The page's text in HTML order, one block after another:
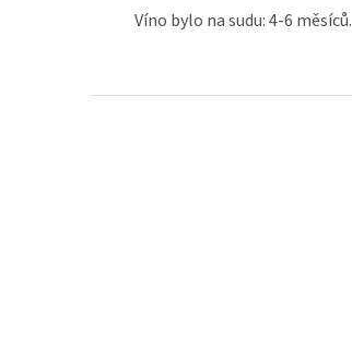
Víno bylo na sudu: 4-6 měsíců.